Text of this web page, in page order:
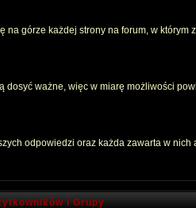
górze każdej strony na forum, w którym
ważne, więc w miarę możliwości
odpowiedzi oraz każda zawarta w
i Grupy